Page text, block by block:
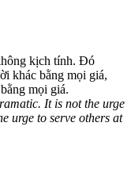
kịch tính. Đó
khác bằng mọi giá,
mọi giá.
It is not the urge
urge to serve others at